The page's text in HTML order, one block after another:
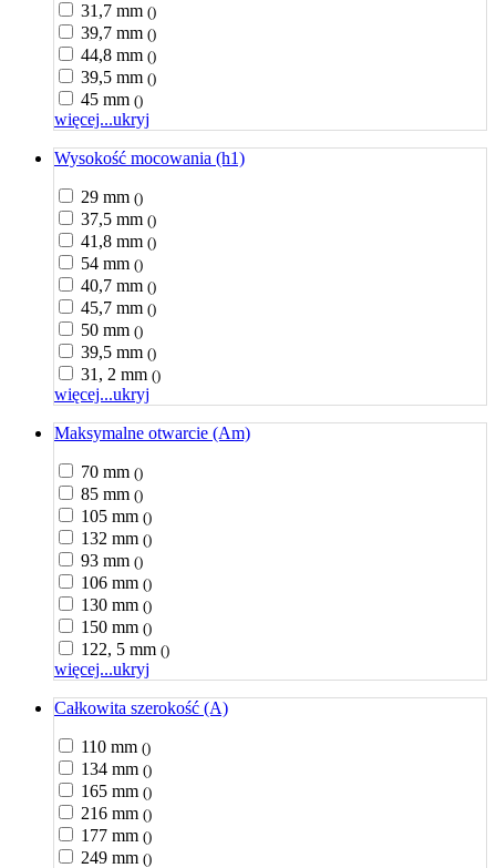
31,7 mm ()
39,7 mm ()
44,8 mm ()
39,5 mm ()
45 mm ()
więcej...ukryj
Wysokość mocowania (h1)
29 mm ()
37,5 mm ()
41,8 mm ()
54 mm ()
40,7 mm ()
45,7 mm ()
50 mm ()
39,5 mm ()
31, 2 mm ()
więcej...ukryj
Maksymalne otwarcie (Am)
70 mm ()
85 mm ()
105 mm ()
132 mm ()
93 mm ()
106 mm ()
130 mm ()
150 mm ()
122, 5 mm ()
więcej...ukryj
Całkowita szerokość (A)
110 mm ()
134 mm ()
165 mm ()
216 mm ()
177 mm ()
249 mm ()